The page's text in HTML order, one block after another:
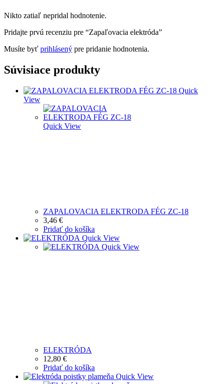
Nikto zatiaľ nepridal hodnotenie.
Pridajte prvú recenziu pre “Zapaľovacia elektróda”
Musíte byť prihlásený pre pridanie hodnotenia.
Súvisiace produkty
Quick
View
Quick View
ZAPALOVACIA ELEKTRODA FÉG ZC-18
3,46 €
Pridať do košíka
Quick View
Quick View
ELEKTRÓDA
12,80 €
Pridať do košíka
Quick View